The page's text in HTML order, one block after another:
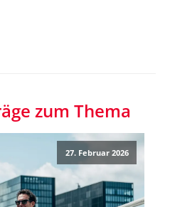
zum Thema
27. Februar 2026